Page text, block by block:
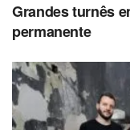
Grandes turnês
permanente